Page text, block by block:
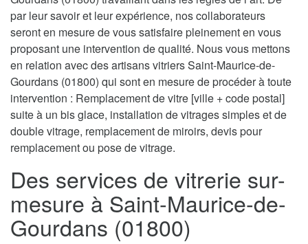
par leur savoir et leur expérience, nos collaborateurs
seront en mesure de vous satisfaire pleinement en vous
proposant une intervention de qualité. Nous vous mettons
en relation avec des artisans vitriers Saint-Maurice-de-
Gourdans (01800) qui sont en mesure de procéder à toute
intervention : Remplacement de vitre [ville + code postal]
suite à un bis glace, installation de vitrages simples et de
double vitrage, remplacement de miroirs, devis pour
remplacement ou pose de vitrage.
Des services de vitrerie sur-
mesure à Saint-Maurice-de-
Gourdans (01800)